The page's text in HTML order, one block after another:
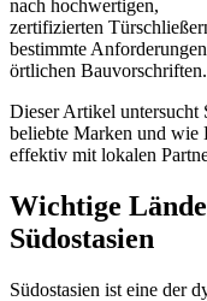
nach hochwertigen,
zertifizierten
bestimmte
örtlichen Bauvorschriften.
Dieser Artikel untersucht
beliebte Marken und wie
effektiv mit lokalen
Wichtige
Südostasien
Südostasien ist eine der